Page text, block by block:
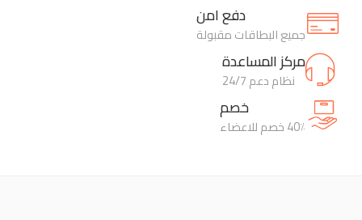
دفع امن
جميع البطاقات مقبولة
مركز المساعدة
نظام دعم 24/7
خصم
40٪ خصم للاعضاء